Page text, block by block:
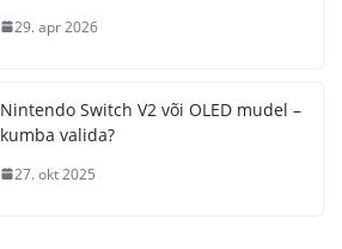
29. apr 2026
Nintendo Switch V2 või OLED mudel –
kumba valida?
27. okt 2025